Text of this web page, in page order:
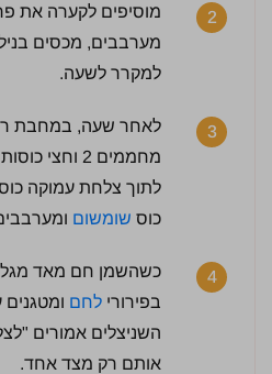
2
מוסיפים לקערה את
מערבבים, מכסים
למקרר לשעה.
3
לאחר שעה, במחבת
מחממים 2
לתוך צלחת עמוקה
כוס שומשום
4
כשהשמן חם מאד
בפירורי לחם ומטגנים
השניצלים אמורים
אותם רק מצד אחד.